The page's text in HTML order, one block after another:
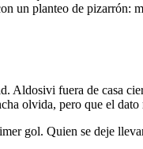
un planteo de pizarrón:
Aldosivi fuera de casa
olvida, pero que el dato
gol. Quien se deje